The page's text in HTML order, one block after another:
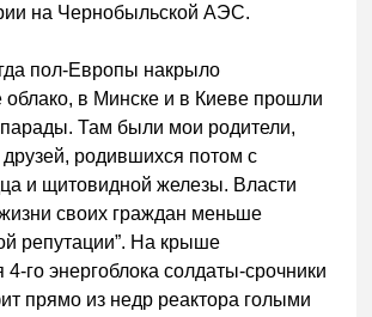
на Чернобыльской АЭС.
пол-Европы накрыло
облако, в Минске и в Киеве прошли
Там были мои родители,
родившихся потом с
и щитовидной железы. Власти
своих граждан меньше
репутации”. На крыше
4-го энергоблока солдаты-срочники
прямо из недр реактора голыми